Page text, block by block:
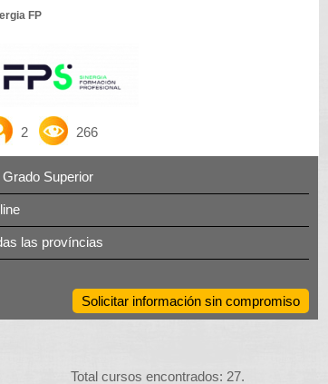
FP
2 266
Grado Superior
las províncias
Solicitar información sin compromiso
Total cursos encontrados: 27.